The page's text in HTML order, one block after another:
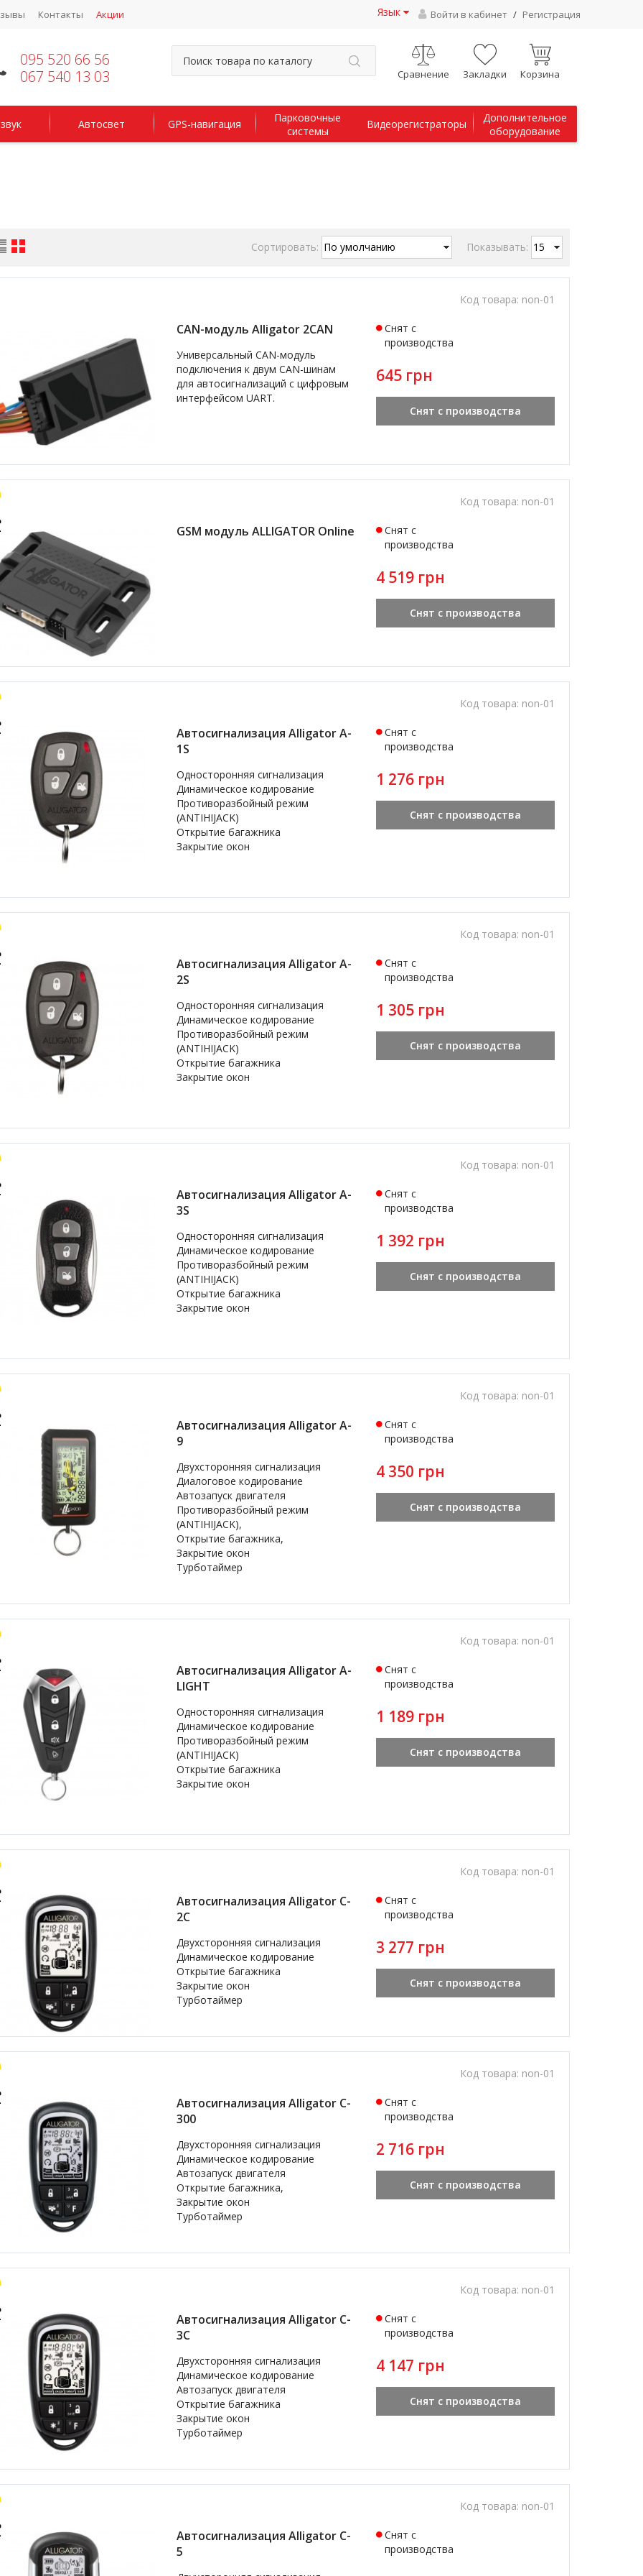
Контакты Акции Войти в кабинет / Регистрация
Язык
095 520 66 56
067 540 13 03
Сравнение Закладки Корзина
Автосвет GPS-навигация
Парковочные
системы
Видеорегистраторы
Дополнительное
оборудование
Показывать:
Сортировать:
Код товара: non-01
CAN-модуль Alligator 2CAN
Универсальный CAN-модуль
подключения к двум CAN-шинам
для автосигнализаций с цифровым
интерфейсом UART.
Снят с
производства
645 грн
Снят с производства
Код товара: non-01
GSM модуль ALLIGATOR Online
Снят с
производства
4 519 грн
Снят с производства
Код товара: non-01
Автосигнализация Alligator A-
1S
Односторонняя сигнализация
Динамическое кодирование
Противоразбойный режим
(ANTIHIJACK)
Открытие багажника
Закрытие окон
Снят с
производства
1 276 грн
Снят с производства
Код товара: non-01
Автосигнализация Alligator A-
2S
Односторонняя сигнализация
Динамическое кодирование
Противоразбойный режим
(ANTIHIJACK)
Открытие багажника
Закрытие окон
Снят с
производства
1 305 грн
Снят с производства
Код товара: non-01
Автосигнализация Alligator A-
3S
Односторонняя сигнализация
Динамическое кодирование
Противоразбойный режим
(ANTIHIJACK)
Открытие багажника
Закрытие окон
Снят с
производства
1 392 грн
Снят с производства
Код товара: non-01
Автосигнализация Alligator A-
9
Двухсторонняя сигнализация
Диалоговое кодирование
Автозапуск двигателя
Противоразбойный режим
(ANTIHIJACK),
Открытие багажника,
Закрытие окон
Турботаймер
Снят с
производства
4 350 грн
Снят с производства
Код товара: non-01
Автосигнализация Alligator A-
LIGHT
Односторонняя сигнализация
Динамическое кодирование
Противоразбойный режим
(ANTIHIJACK)
Открытие багажника
Закрытие окон
Снят с
производства
1 189 грн
Снят с производства
Код товара: non-01
Автосигнализация Alligator C-
2C
Двухсторонняя сигнализация
Динамическое кодирование
Открытие багажника
Закрытие окон
Турботаймер
Снят с
производства
3 277 грн
Снят с производства
Код товара: non-01
Автосигнализация Alligator C-
300
Двухсторонняя сигнализация
Динамическое кодирование
Автозапуск двигателя
Открытие багажника,
Закрытие окон
Турботаймер
Снят с
производства
2 716 грн
Снят с производства
Код товара: non-01
Автосигнализация Alligator C-
3C
Двухсторонняя сигнализация
Динамическое кодирование
Автозапуск двигателя
Открытие багажника
Закрытие окон
Турботаймер
Снят с
производства
4 147 грн
Снят с производства
Код товара: non-01
Автосигнализация Alligator C-
5
Снят с
производства